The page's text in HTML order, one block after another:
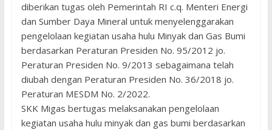
diberikan tugas oleh Pemerintah RI c.q. Menteri Energi
dan Sumber Daya Mineral untuk menyelenggarakan
pengelolaan kegiatan usaha hulu Minyak dan Gas Bumi
berdasarkan Peraturan Presiden No. 95/2012 jo.
Peraturan Presiden No. 9/2013 sebagaimana telah
diubah dengan Peraturan Presiden No. 36/2018 jo.
Peraturan MESDM No. 2/2022.
SKK Migas bertugas melaksanakan pengelolaan
kegiatan usaha hulu minyak dan gas bumi berdasarkan